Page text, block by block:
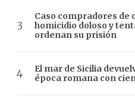
Caso compradores
homicidio doloso y
ordenan su prisión
El mar de Sicilia
época romana con